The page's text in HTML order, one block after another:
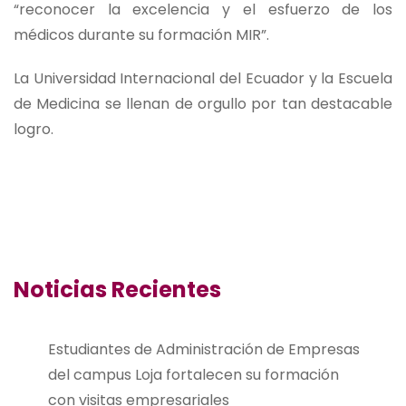
“reconocer la excelencia y el esfuerzo de los
médicos durante su formación MIR”.
La Universidad Internacional del Ecuador y la Escuela
de Medicina se llenan de orgullo por tan destacable
logro.
Noticias Recientes
Estudiantes de Administración de Empresas
del campus Loja fortalecen su formación
con visitas empresariales